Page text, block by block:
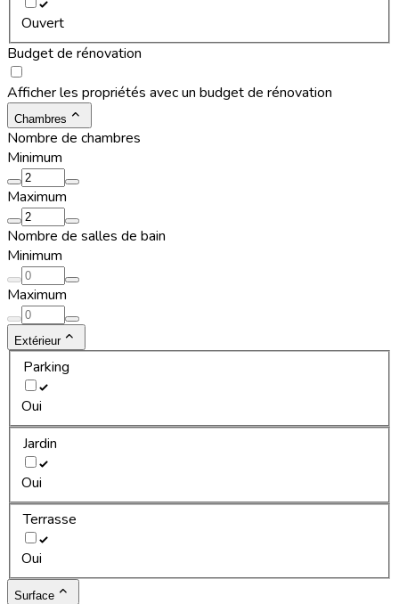
Ouvert
Budget de rénovation
Afficher les propriétés avec un budget de rénovation
Chambres
Nombre de chambres
Minimum
Maximum
Nombre de salles de bain
Minimum
Maximum
Extérieur
Parking
Oui
Jardin
Oui
Terrasse
Oui
Surface